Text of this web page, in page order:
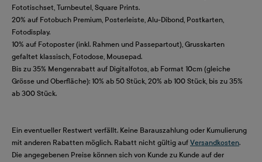
Fototischset, Turnbeutel, Square Prints.
20% auf Fotobuch Premium, Posterleiste, Alu-Dibond, Postkarten,
Fotodisplay.
10% auf Fotoposter (inkl. Rahmen und Passepartout), Grusskarten
gefaltet klassisch, Fotodose, Mousepad.
Bis zu 35% Mengenrabatt auf Digitalfotos, ab Format 10cm (gleiche
Grösse und Oberfläche): 10% ab 50 Stück, 20% ab 100 Stück, bis zu 35%
ab 300 Stück.
Ein eventueller Restwert verfällt. Keine Barauszahlung oder Kumulierung
mit anderen Rabatten möglich. Rabatt nicht gültig auf Versandkosten.
Die angegebenen Preise können sich von Kunde zu Kunde auf der